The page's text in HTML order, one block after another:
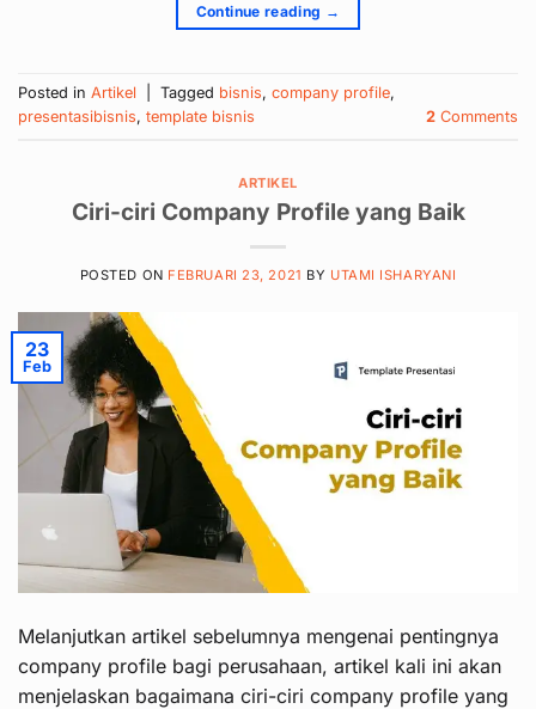
Continue reading →
Posted in Artikel Tagged bisnis, company profile,
presentasibisnis, template bisnis 2 Comments
ARTIKEL
Ciri-ciri Company Profile yang Baik
POSTED ON FEBRUARI 23, 2021 BY UTAMI ISHARYANI
23
Feb
Melanjutkan artikel sebelumnya mengenai pentingnya
company profile bagi perusahaan, artikel kali ini akan
menjelaskan bagaimana ciri-ciri company profile yang